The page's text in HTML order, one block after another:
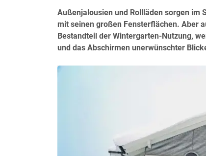
Außenjalousien und Rollläden sorgen im
mit seinen großen Fensterflächen. Aber
Bestandteil der Wintergarten-Nutzung,
und das Abschirmen unerwünschter